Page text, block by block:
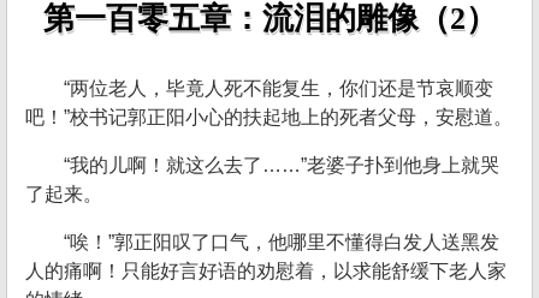
第一百零五章：流泪的雕像（2）
“两位老人，毕竟人死不能复生，你们还是节哀顺变
吧！”校书记郭正阳小心的扶起地上的死者父母，安慰道。
“我的儿啊！就这么去了……”老婆子扑到他身上就哭
了起来。
“唉！”郭正阳叹了口气，他哪里不懂得白发人送黑发
人的痛啊！只能好言好语的劝慰着，以求能舒缓下老人家